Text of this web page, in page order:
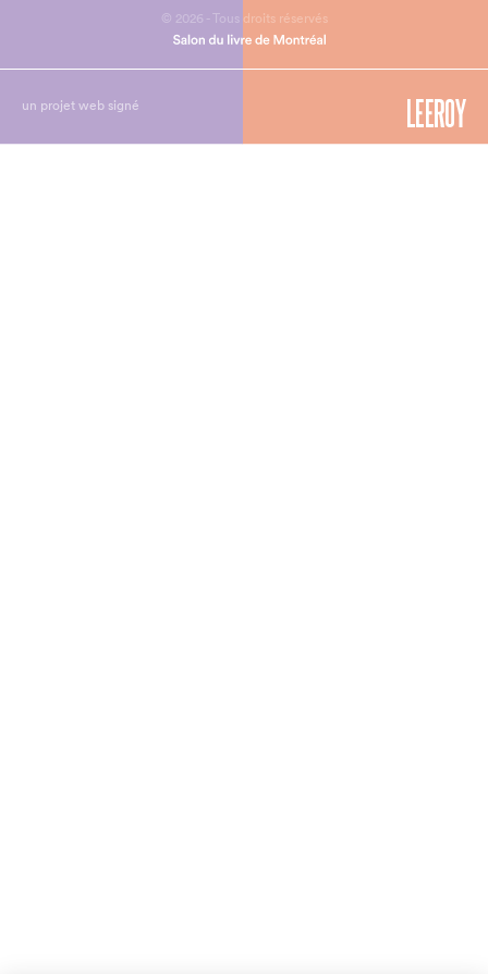
© 2026 - Tous droits réservés
un projet web signé